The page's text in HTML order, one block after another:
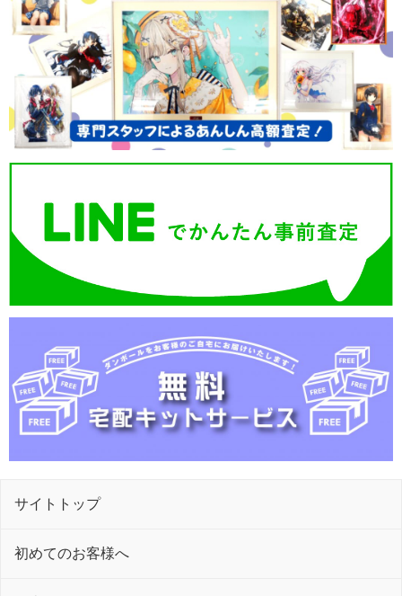
サイトトップ
初めてのお客様へ